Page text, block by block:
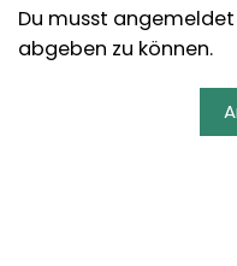
Du musst angemeldet
abgeben zu können.